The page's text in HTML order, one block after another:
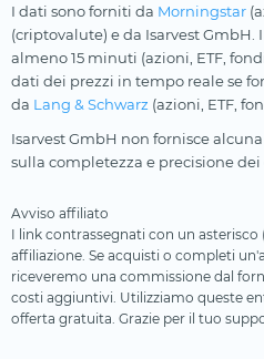
I dati sono forniti da Morningstar
(criptovalute) e da Isarvest GmbH.
almeno 15 minuti (azioni, ETF,
dati dei prezzi in tempo reale se
da Lang & Schwarz (azioni, ETF,
Isarvest GmbH non fornisce
sulla completezza e precisione
Avviso affiliato
I link contrassegnati con un
affiliazione. Se acquisti o completi
riceveremo una commissione dal
costi aggiuntivi. Utilizziamo queste
offerta gratuita. Grazie per il tuo